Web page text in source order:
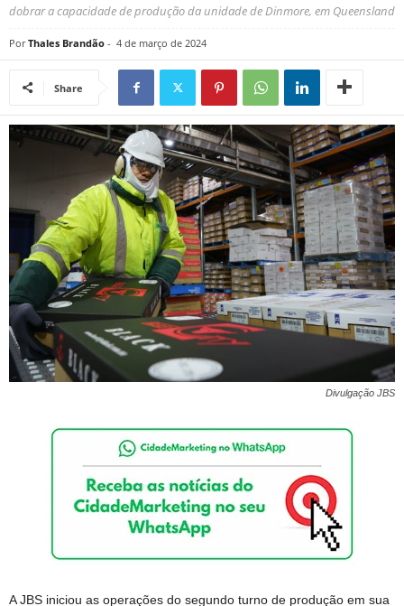
dobrar a capacidade de produção da unidade de Dinmore, em Queensland
Por Thales Brandão - 4 de março de 2024
Share
Divulgação JBS
A JBS iniciou as operações do segundo turno de produção em sua